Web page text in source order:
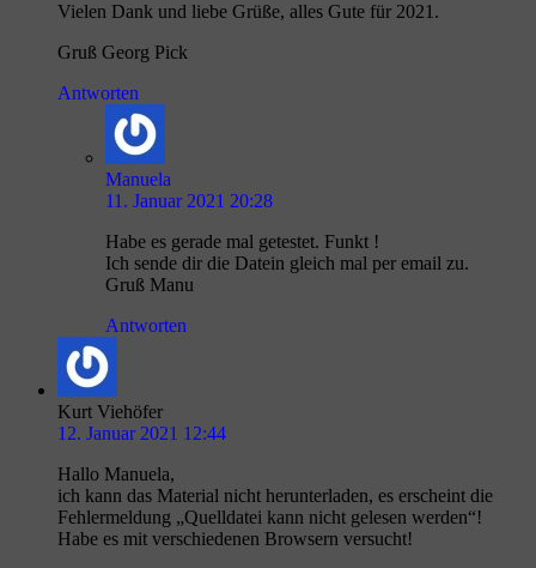
Vielen Dank und liebe Grüße, alles Gute für 2021.
Gruß Georg Pick
Antworten
Manuela
11. Januar 2021 20:28
Habe es gerade mal getestet. Funkt !
Ich sende dir die Datein gleich mal per email zu.
Gruß Manu
Antworten
Kurt Viehöfer
12. Januar 2021 12:44
Hallo Manuela,
ich kann das Material nicht herunterladen, es erscheint die
Fehlermeldung „Quelldatei kann nicht gelesen werden“!
Habe es mit verschiedenen Browsern versucht!